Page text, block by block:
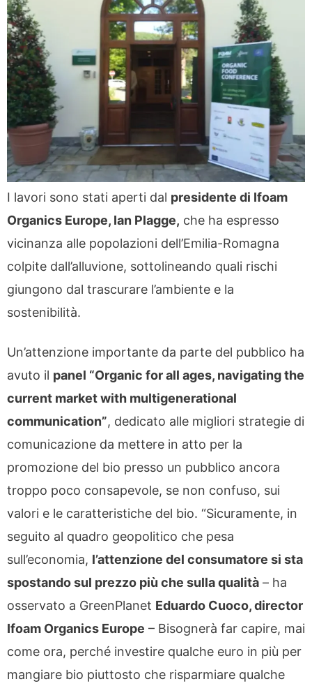
I lavori sono stati aperti dal presidente di Ifoam
Organics Europe, Ian Plagge, che ha espresso
vicinanza alle popolazioni dell’Emilia-Romagna
colpite dall’alluvione, sottolineando quali rischi
giungono dal trascurare l’ambiente e la
sostenibilità.
Un’attenzione importante da parte del pubblico ha
avuto il panel “Organic for all ages, navigating the
current market with multigenerational
communication”, dedicato alle migliori strategie di
comunicazione da mettere in atto per la
promozione del bio presso un pubblico ancora
troppo poco consapevole, se non confuso, sui
valori e le caratteristiche del bio. “Sicuramente, in
seguito al quadro geopolitico che pesa
sull’economia, l’attenzione del consumatore si sta
spostando sul prezzo più che sulla qualità – ha
osservato a GreenPlanet Eduardo Cuoco, director
Ifoam Organics Europe – Bisognerà far capire, mai
come ora, perché investire qualche euro in più per
mangiare bio piuttosto che risparmiare qualche